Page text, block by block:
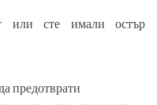
или сте имали остър
предотврати